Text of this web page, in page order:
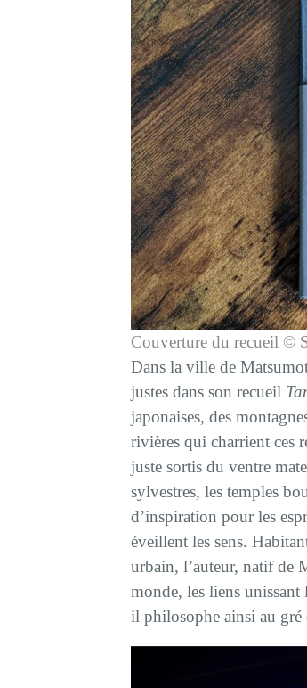
Couverture du recueil ©
Dans la ville de
justes dans son recueil
japonaises, des
rivières qui charrient ces
juste sortis du ventre
sylvestres, les temples
d’inspiration pour les
éveillent les sens.
urbain, l’auteur, natif de
monde, les liens
il philosophe ainsi au gré